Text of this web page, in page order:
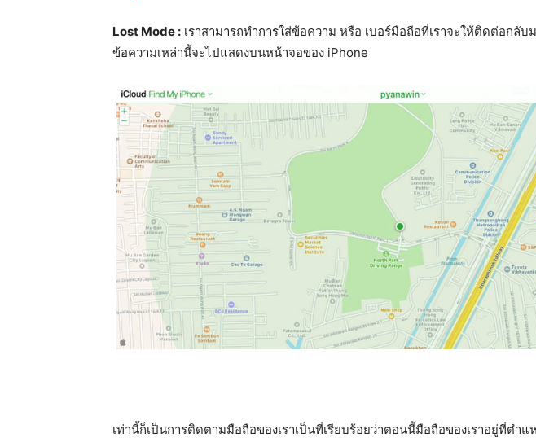
Lost Mode : เราสามารถทำการใส่ข้อความ หรือ เบอร์มือถือที่เราจะให้ติดต่อกลับ
ข้อความเหล่านี้จะไปแสดงบนหน้าจอของ iPhone
เท่านี้ก็เป็นการติดตามมือถือของเราเป็นที่เรียบร้อยว่าตอนนี้มือถือของเราอยู่ที่ตำแ